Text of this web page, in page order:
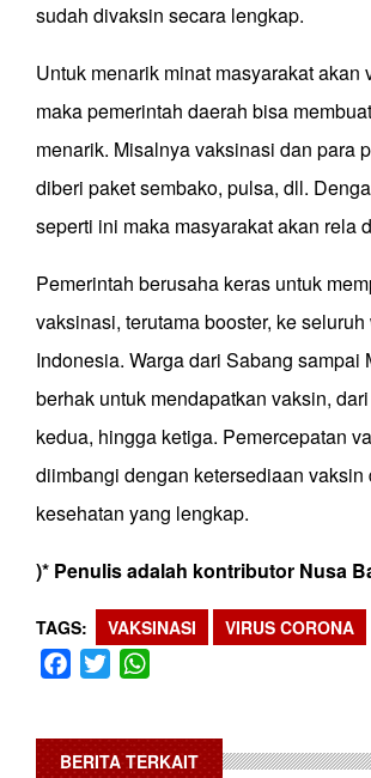
sudah divaksin secara lengkap.
Untuk menarik minat masyarakat akan
maka pemerintah daerah bisa
menarik. Misalnya vaksinasi dan para
diberi paket sembako, pulsa, dll.
seperti ini maka masyarakat akan rela
Pemerintah berusaha keras untuk
vaksinasi, terutama booster, ke
Indonesia. Warga dari Sabang sampai
berhak untuk mendapatkan vaksin,
kedua, hingga ketiga. Pemercepatan
diimbangi dengan ketersediaan vaksin
kesehatan yang lengkap.
)* Penulis adalah kontributor Nusa
TAGS VAKSINASI VIRUS CORONA
Facebook
Twitter
BERITA TERKAIT